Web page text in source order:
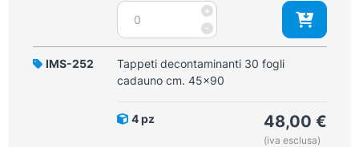
-
Tappeti
decontaminanti
30
fogli
cadauno
quantità
+
IMS-252
Tappeti decontaminanti 30 fogli
cadauno cm. 45x90
4 pz 48,00 €
(iva esclusa)